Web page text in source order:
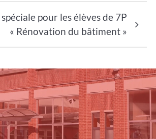
pour les élèves de 7P
« Rénovation du bâtiment »